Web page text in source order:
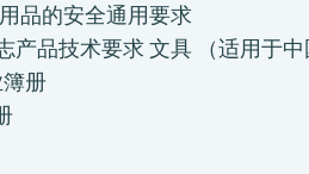
品的安全通用要求
产品技术要求 文具 （适用于中
册